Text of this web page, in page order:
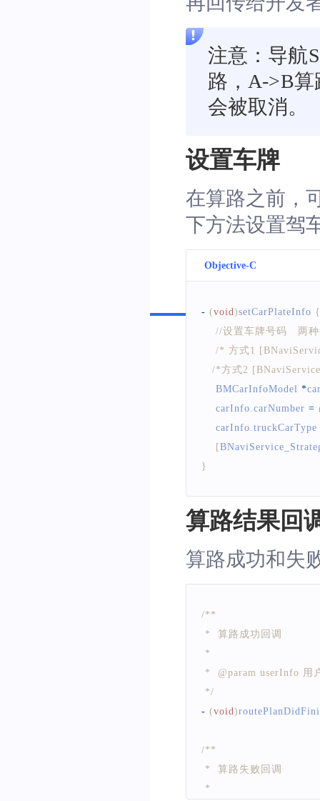
注意：导航
路，A->B
会被取消。
设置车牌
在算路之前，
下方法设置驾
Objective-C
- (void)setCarPlateInfo {
//设置车牌号码   两
/* 方式1
/*方式2
BMCarInfoModel *
    carInfo
carNumber =
    carInfo
truckCarType
[
}
算路结果回
算路成功和失
/**
*  算路成功回调
*
*  @param userInfo 用
*/
- (void)
/**
*  算路失败回调
*